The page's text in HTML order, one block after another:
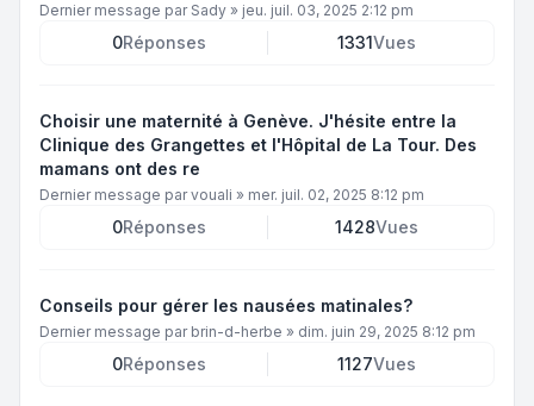
Dernier message par Sady » jeu. juil. 03, 2025 2:12 pm
0Réponses 1331Vues
Choisir une maternité à Genève. J'hésite entre la
Clinique des Grangettes et l'Hôpital de La Tour. Des
mamans ont des re
Dernier message parvouali » mer. juil. 02, 2025 8:12 pm
0Réponses 1428Vues
Conseils pour gérer les nausées matinales?
Dernier message par brin-d-herbe » dim. juin 29, 2025 8:12 pm
0Réponses 1127Vues